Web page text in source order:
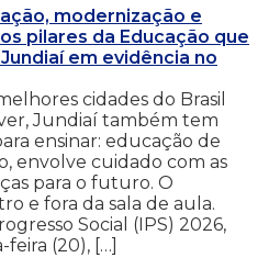
modernização e
pilares da Educação que
em evidência no
cidades do Brasil
Jundiaí também tem
ensinar: educação de
envolve cuidado com as
para o futuro. O
e fora da sala de aula.
Social (IPS) 2026,
(20), […]